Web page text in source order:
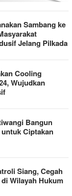
Sambang ke
Jelang Pilkada
Cooling
Wujudkan
Bangun
Ciptakan
Siang, Cegah
Wilayah Hukum